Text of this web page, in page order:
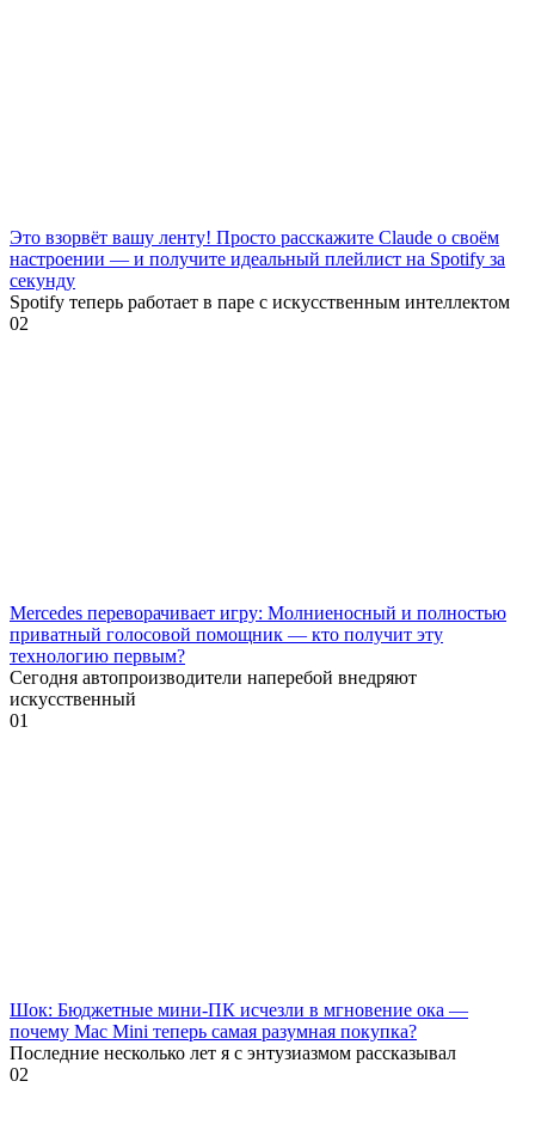
Это взорвёт вашу ленту! Просто расскажите Claude о своём
настроении — и получите идеальный плейлист на Spotify за
секунду
Spotify теперь работает в паре с искусственным интеллектом
02
Mercedes переворачивает игру: Молниеносный и полностью
приватный голосовой помощник — кто получит эту
технологию первым?
Сегодня автопроизводители наперебой внедряют
искусственный
01
Шок: Бюджетные мини-ПК исчезли в мгновение ока —
почему Mac Mini теперь самая разумная покупка?
Последние несколько лет я с энтузиазмом рассказывал
02